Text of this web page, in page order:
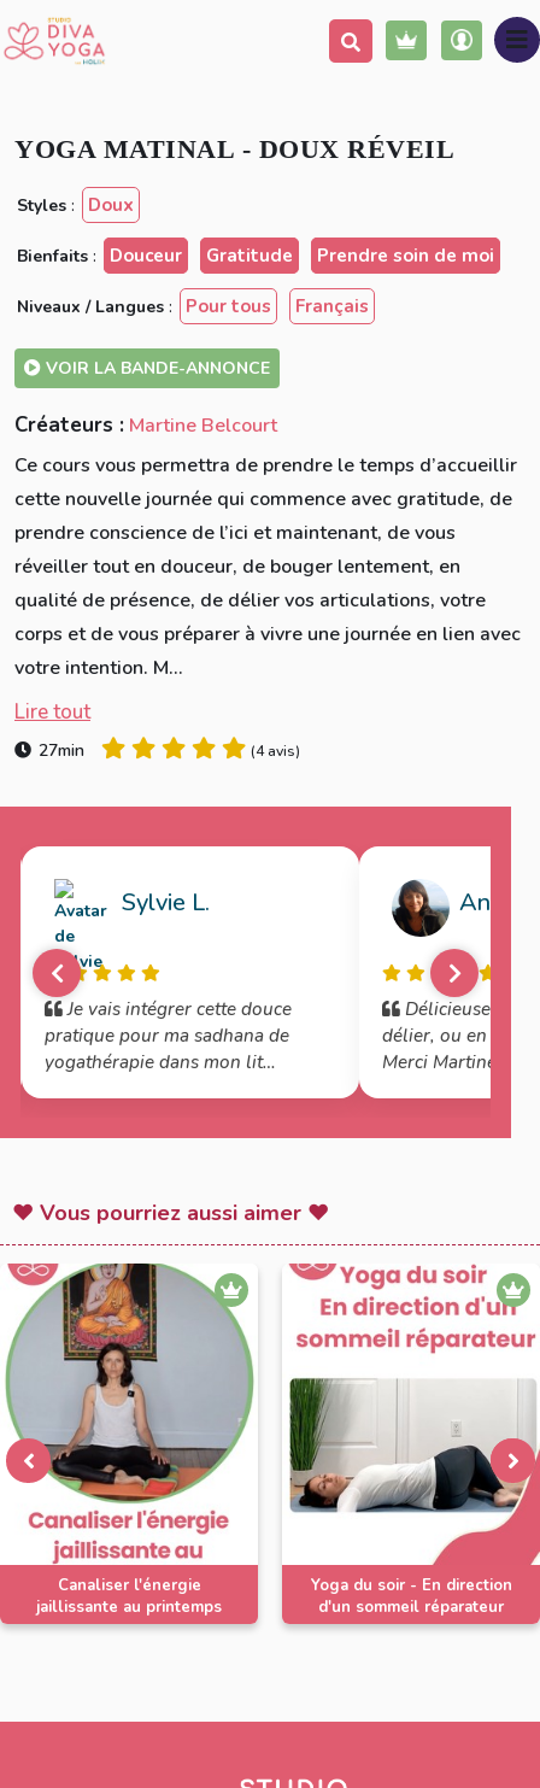
Ajouter à ma liste Partager
YOGA MATINAL - DOUX RÉVEIL
Styles : Doux
Bienfaits : Douceur Gratitude Prendre soin de moi
Niveaux / Langues : Pour tous Français
VOIR LA BANDE-ANNONCE
Créateurs : Martine Belcourt
Ce cours vous permettra de prendre le temps d’accueillir
cette nouvelle journée qui commence avec gratitude, de
prendre conscience de l’ici et maintenant, de vous
réveiller tout en douceur, de bouger lentement, en
qualité de présence, de délier vos articulations, votre
corps et de vous préparer à vivre une journée en lien avec
votre intention. M...
Lire tout
27min (4 avis)
Sylvie L.
Je vais intégrer cette douce
pratique pour ma sadhana de
yogathérapie dans mon lit
mais être accompagnée par toi
Anne
Délicieuse
délier, ou en
Merci Martine,
♥ Vous pourriez aussi aimer ♥
Canaliser l'énergie
jaillissante au printemps
Yoga du soir - En direction
d'un sommeil réparateur